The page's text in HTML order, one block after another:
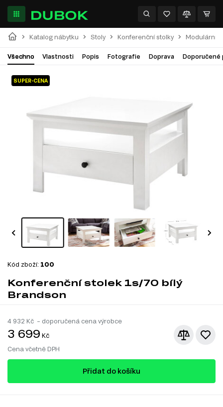
Katalog nábytku Stoly Konferenční stolky Modulární
Všechno Vlastnosti Popis Fotografie Doprava Doporučené
SUPER-CENA
Kód zboží: 100
Konferenční stolek 1s/70 bílý
Brandson
4 932 Kč – doporučená cena výrobce
3 699 Kč
Cena včetně DPH
Přidat do košíku